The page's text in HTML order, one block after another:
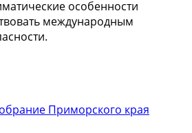
особенности
международным
Приморского края